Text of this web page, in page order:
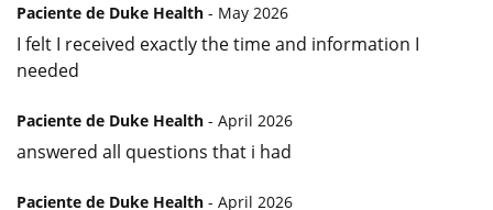
Paciente de Duke Health - May 2026
I felt I received exactly the time and information I
needed
Paciente de Duke Health - April 2026
answered all questions that i had
Paciente de Duke Health - April 2026